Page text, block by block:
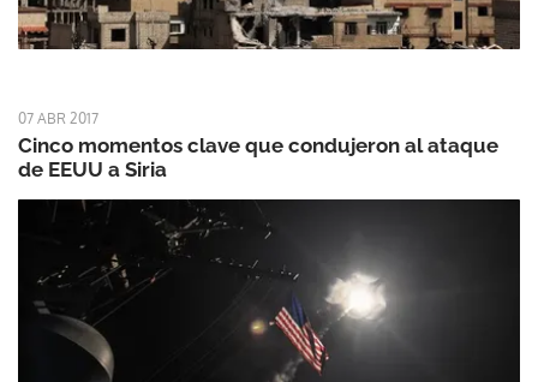
07 ABR 2017
Cinco momentos clave que condujeron al ataque
de EEUU a Siria